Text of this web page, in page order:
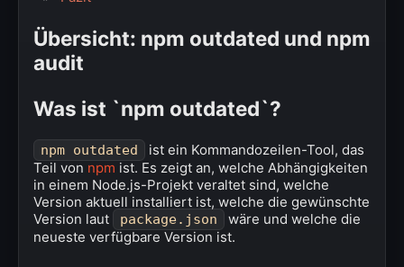
Übersicht: npm outdated und npm
audit
Was ist `npm outdated`?
npm outdated
ist ein Kommandozeilen-Tool, das
Teil von npm ist. Es zeigt an, welche Abhängigkeiten
in einem Node.js-Projekt veraltet sind, welche
Version aktuell installiert ist, welche die gewünschte
Version laut
package.json
wäre und welche die
neueste verfügbare Version ist.